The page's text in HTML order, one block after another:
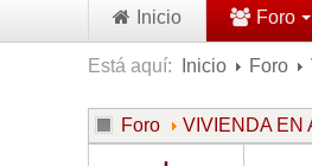
Inicio Foro
Está aquí: Inicio Foro
Foro VIVIENDA EN